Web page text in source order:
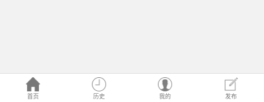
首页 历史 我的 发布